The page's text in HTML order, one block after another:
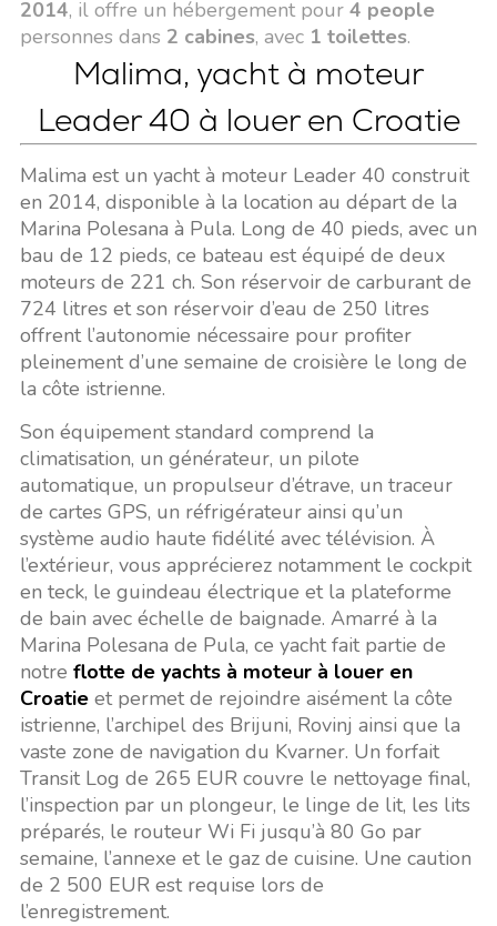
2014, il offre un hébergement pour 4 people
personnes dans 2 cabines, avec 1 toilettes.
Malima, yacht à moteur
Leader 40 à louer en Croatie
Malima est un yacht à moteur Leader 40 construit
en 2014, disponible à la location au départ de la
Marina Polesana à Pula. Long de 40 pieds, avec un
bau de 12 pieds, ce bateau est équipé de deux
moteurs de 221 ch. Son réservoir de carburant de
724 litres et son réservoir d’eau de 250 litres
offrent l’autonomie nécessaire pour profiter
pleinement d’une semaine de croisière le long de
la côte istrienne.
Son équipement standard comprend la
climatisation, un générateur, un pilote
automatique, un propulseur d’étrave, un traceur
de cartes GPS, un réfrigérateur ainsi qu’un
système audio haute fidélité avec télévision. À
l’extérieur, vous apprécierez notamment le cockpit
en teck, le guindeau électrique et la plateforme
de bain avec échelle de baignade. Amarré à la
Marina Polesana de Pula, ce yacht fait partie de
notre flotte de yachts à moteur à louer en
Croatieet permet de rejoindre aisément la côte
istrienne, l’archipel des Brijuni, Rovinj ainsi que la
vaste zone de navigation du Kvarner. Un forfait
Transit Log de 265 EUR couvre le nettoyage final,
l’inspection par un plongeur, le linge de lit, les lits
préparés, le routeur Wi Fi jusqu’à 80 Go par
semaine, l’annexe et le gaz de cuisine. Une caution
de 2 500 EUR est requise lors de
l’enregistrement.